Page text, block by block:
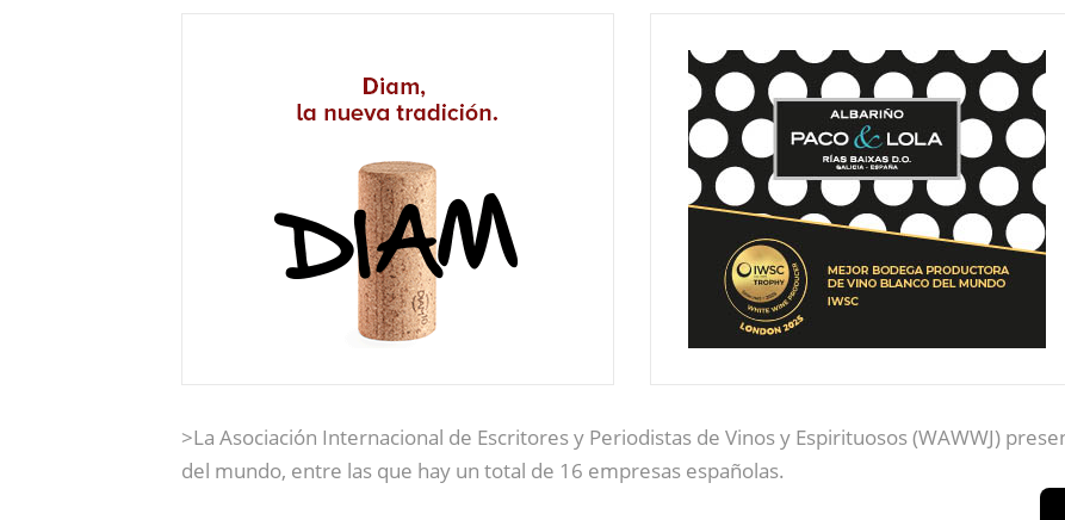
>La Asociación Internacional de Escritores y Periodistas de Vinos y Espirituosos (WAWWJ)
del mundo, entre las que hay un total de 16 empresas españolas.